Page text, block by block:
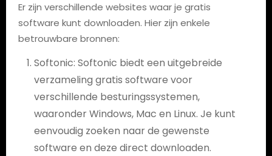
Er zijn verschillende websites waar je gratis
software kunt downloaden. Hier zijn enkele
betrouwbare bronnen:
Softonic: Softonic biedt een uitgebreide
verzameling gratis software voor
verschillende besturingssystemen,
waaronder Windows, Mac en Linux. Je kunt
eenvoudig zoeken naar de gewenste
software en deze direct downloaden.